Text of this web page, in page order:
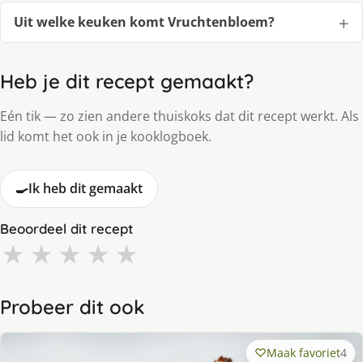
Uit welke keuken komt Vruchtenbloem?
Heb je dit recept gemaakt?
Eén tik — zo zien andere thuiskoks dat dit recept werkt. Als
lid komt het ook in je kooklogboek.
🍳Ik heb dit gemaakt
Beoordeel dit recept
★ ★ ★ ★ ★
Probeer dit ook
Maak favoriet4